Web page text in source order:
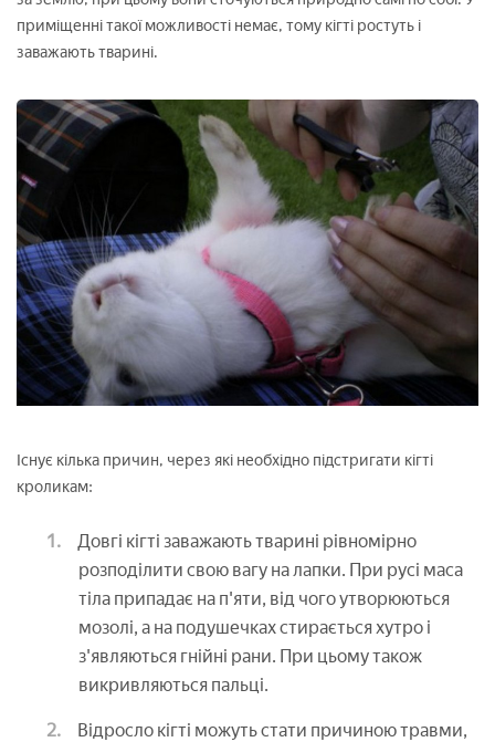
приміщенні такої можливості немає, тому кігті ростуть і
заважають тварині.
Існує кілька причин, через які необхідно підстригати кігті
кроликам:
Довгі кігті заважають тварині рівномірно
розподілити свою вагу на лапки. При русі маса
тіла припадає на п'яти, від чого утворюються
мозолі, а на подушечках стирається хутро і
з'являються гнійні рани. При цьому також
викривляються пальці.
Відросло кігті можуть стати причиною травми,